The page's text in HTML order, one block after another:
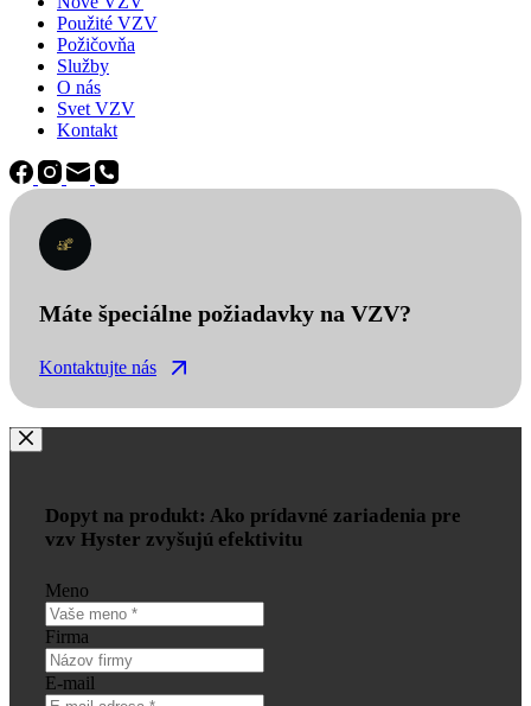
Použité VZV
Požičovňa
Služby
O nás
Svet VZV
Kontakt
Máte špeciálne požiadavky na VZV?
Kontaktujte nás
Dopyt na produkt: Ako prídavné zariadenia pre
vzv Hyster zvyšujú efektivitu
Meno
Firma
E-mail